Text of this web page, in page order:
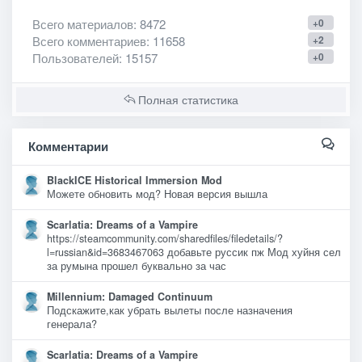
+0
Всего материалов: 8472
+2
Всего комментариев: 11658
+0
Пользователей: 15157
Полная статистика
Комментарии
BlackICE Historical Immersion Mod
Можете обновить мод? Новая версия вышла
Scarlatia: Dreams of a Vampire
https://steamcommunity.com/sharedfiles/filedetails/?
l=russian&id=3683467063 добавьте руссик пж Мод хуйня сел
за румына прошел буквально за час
Millennium: Damaged Continuum
Подскажите,как убрать вылеты после назначения
генерала?
Scarlatia: Dreams of a Vampire